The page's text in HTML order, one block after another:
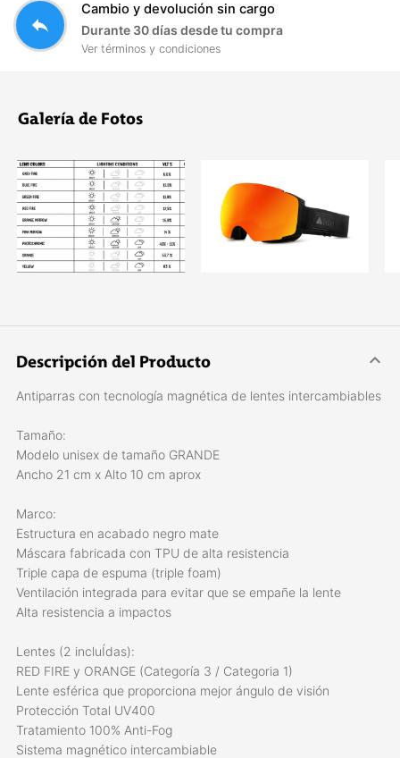
reply
Cambio y devolución sin cargo
Durante 30 días desde tu compra
Ver términos y condiciones
Galería de Fotos
Descripción del Producto
Antiparras con tecnología magnética de lentes intercambiables
Tamaño:
Modelo unisex de tamaño GRANDE
Ancho 21 cm x Alto 10 cm aprox
Marco:
Estructura en acabado negro mate
Máscara fabricada con TPU de alta resistencia
Triple capa de espuma (triple foam)
Ventilación integrada para evitar que se empañe la lente
Alta resistencia a impactos
Lentes (2 incluÍdas):
RED FIRE y ORANGE (Categoría 3 / Categoria 1)
Lente esférica que proporciona mejor ángulo de visión
Protección Total UV400
Tratamiento 100% Anti-Fog
Sistema magnético intercambiable